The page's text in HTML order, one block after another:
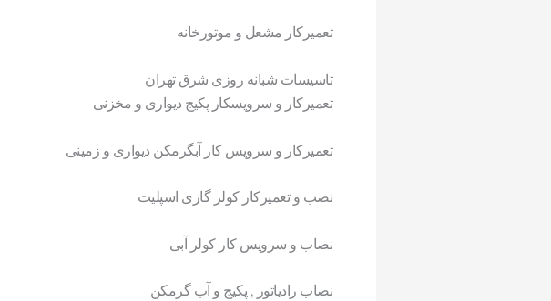
تعمیرکار مشعل و موتورخانه
تاسیسات شبانه روزی شرق تهران
تعمیرکار و سرویسکار پکیج دیواری و مخزنی
تعمیرکار و سرویس کار آبگرمکن دیواری و زمینی
نصب و تعمیرکار کولر گازی اسپلیت
نصاب و سرویس کار کولر آبی
نصاب رادیاتور , پکیج و آب گرمکن